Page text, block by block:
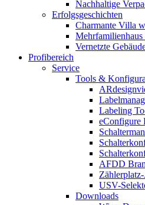
Nachhaltige
Erfolgsgeschichten
Charmante Villa
Vernetzte
Profibereich
Service
Tools &
Labeling
AFDD
USV-
Downloads